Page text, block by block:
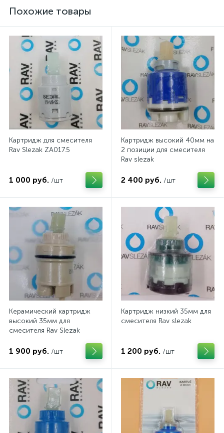
Похожие товары
Картридж для смесителя
Rav Slezak ZA017.5
1 000 руб. /шт
Картридж высокий 40мм на
2 позиции для смесителя
Rav slezak
2 400 руб. /шт
Керамический картридж
высокий 35мм для
смесителя Rav Slezak
1 900 руб. /шт
Картридж низкий 35мм для
смесителя Rav slezak
1 200 руб. /шт